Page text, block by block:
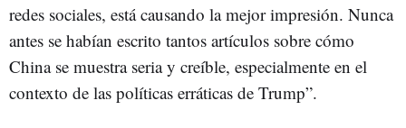
redes sociales, está causando la mejor impresión. Nunca
antes se habían escrito tantos artículos sobre cómo
China se muestra seria y creíble, especialmente en el
contexto de las políticas erráticas de Trump”.